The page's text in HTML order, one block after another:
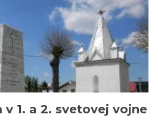
1. a 2. svetovej vojne